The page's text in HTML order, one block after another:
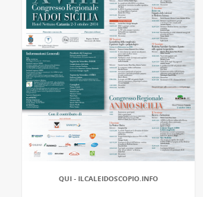
QUI - ILCALEIDOSCOPIO.INFO